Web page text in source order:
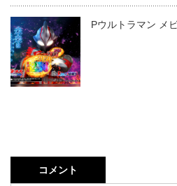
Pウルトラマン メ
コメント